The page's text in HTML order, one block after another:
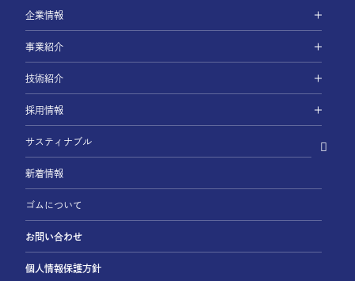
企業情報
事業紹介
技術紹介
採用情報
サスティナブル
新着情報
ゴムについて
お問い合わせ
個人情報保護方針